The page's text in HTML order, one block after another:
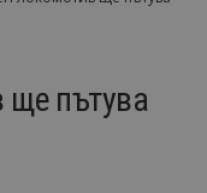
ще пътува